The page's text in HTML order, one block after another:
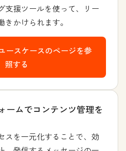
支援ツールを使って、リー
きかけられます。
ースケースのページを参
照する
ームでコンテンツ管理を
スを一元化することで、効